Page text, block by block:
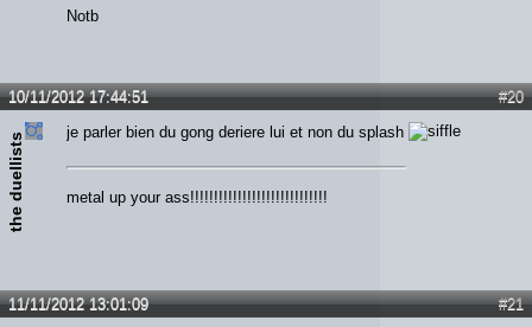
Notb
#20
10/11/2012 17:44:51
the duellists je parler bien du gong deriere lui et non du splash
metal up your ass!!!!!!!!!!!!!!!!!!!!!!!!!!!!!
#21
11/11/2012 13:01:09